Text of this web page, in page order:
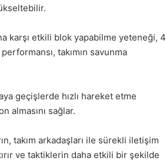
karşı etkili blok yapabilme yeteneği, 4
takımın savunma
geçişlerde hızlı hareket etme
almasını sağlar.
takım arkadaşları ile sürekli iletişim
ve taktiklerin daha etkili bir şekilde